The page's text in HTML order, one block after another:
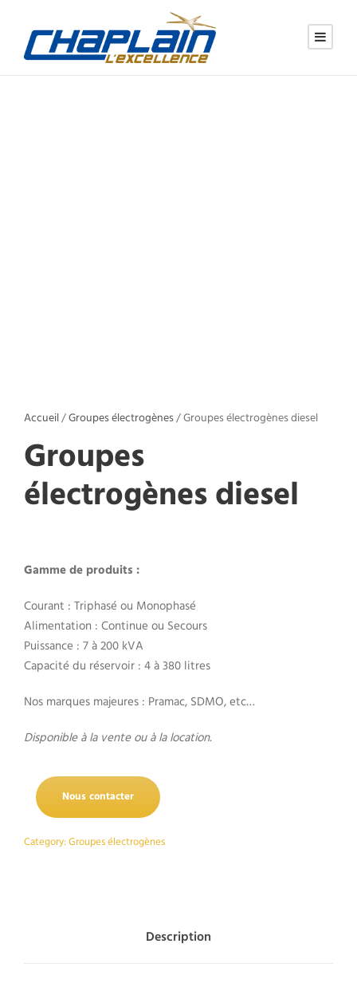
Accueil/Groupes électrogènes/ Groupes électrogènes diesel
Groupes
électrogènes diesel
Gamme de produits :
Courant : Triphasé ou Monophasé
Alimentation : Continue ou Secours
Puissance : 7 à 200 kVA
Capacité du réservoir : 4 à 380 litres
Nos marques majeures : Pramac, SDMO, etc…
Disponible à la vente ou à la location.
Nous contacter
Category:Groupes électrogènes
Description